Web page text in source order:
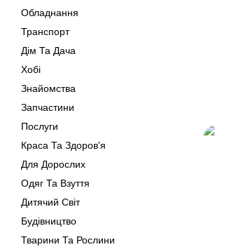
Обладнання
Транспорт
Дім Та Дача
Хобі
Знайомства
Запчастини
Послуги
Краса Та Здоров'я
Для Дорослих
Одяг Та Взуття
Дитячий Світ
Будівництво
Тварини Та Рослини